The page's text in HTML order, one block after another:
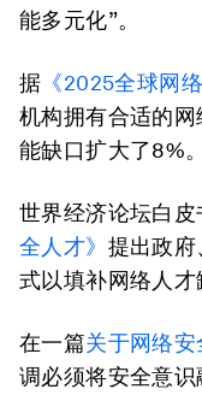
能多元化”。
据 《2025全球网
机构拥有合适的
能缺口扩大了8%。
世界经济论坛白皮
全人才》 提出政
式以填补网络人才
在一篇关于网络
调必须将安全意